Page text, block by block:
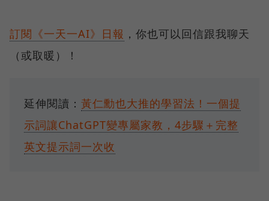
訂閱《一天一AI》日報 ，你也可以回信跟我聊天
（或取暖）！
延伸閱讀： 黃仁勳也大推的學習法！一個提
示詞讓ChatGPT變專屬家教，4步驟＋完整
英文提示詞一次收